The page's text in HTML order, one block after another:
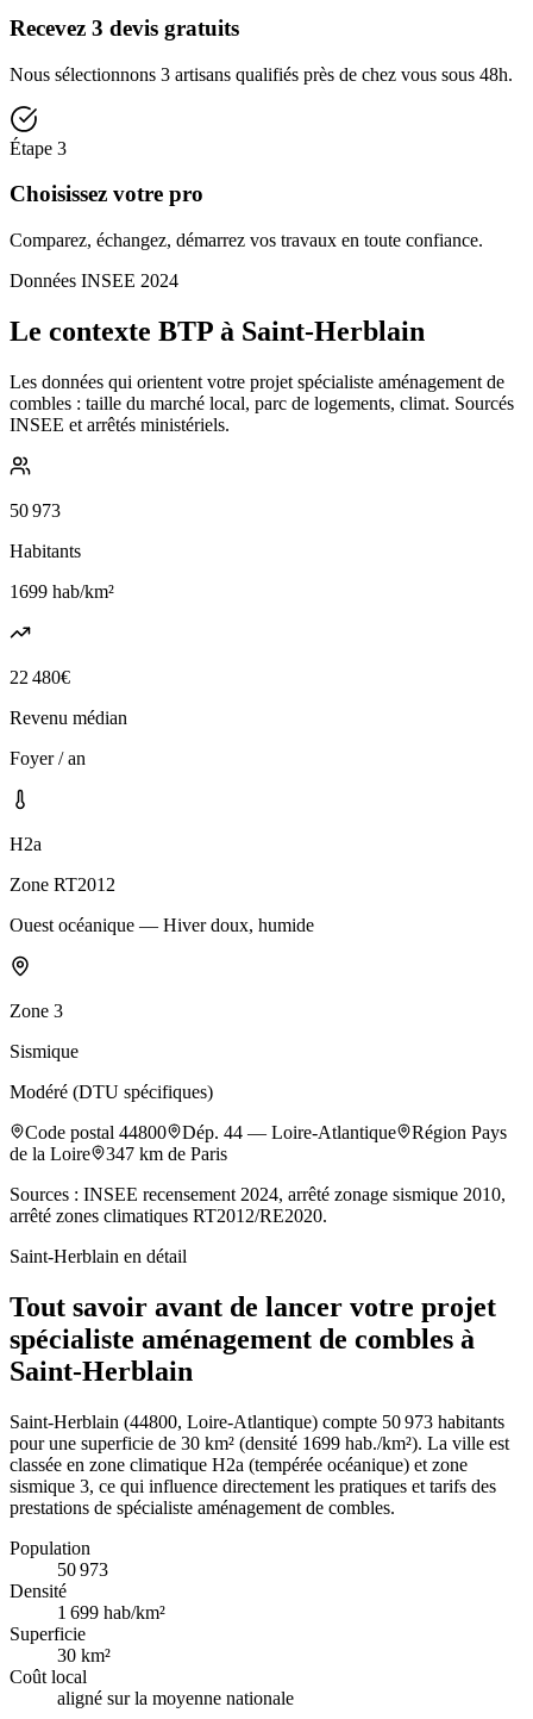
Recevez 3 devis gratuits
Nous sélectionnons 3 artisans qualifiés près de chez vous sous 48h.
Étape 3
Choisissez votre pro
Comparez, échangez, démarrez vos travaux en toute confiance.
Données INSEE 2024
Le contexte BTP à Saint-Herblain
Les données qui orientent votre projet spécialiste aménagement de
combles : taille du marché local, parc de logements, climat. Sourcés
INSEE et arrêtés ministériels.
50 973
Habitants
1699 hab/km²
22 480€
Revenu médian
Foyer / an
H2a
Zone RT2012
Ouest océanique — Hiver doux, humide
Zone 3
Sismique
Modéré (DTU spécifiques)
Code postal 44800 Dép. 44 — Loire-Atlantique Région Pays
de la Loire
347 km de Paris
Sources : INSEE recensement 2024, arrêté zonage sismique 2010,
arrêté zones climatiques RT2012/RE2020.
Saint-Herblain en détail
Tout savoir avant de lancer votre projet
spécialiste aménagement de combles à
Saint-Herblain
Saint-Herblain (44800, Loire-Atlantique) compte 50 973 habitants
pour une superficie de 30 km² (densité 1699 hab./km²). La ville est
classée en zone climatique H2a (tempérée océanique) et zone
sismique 3, ce qui influence directement les pratiques et tarifs des
prestations de spécialiste aménagement de combles.
Population
50 973
Densité
1 699 hab/km²
Superficie
30 km²
Coût local
aligné sur la moyenne nationale